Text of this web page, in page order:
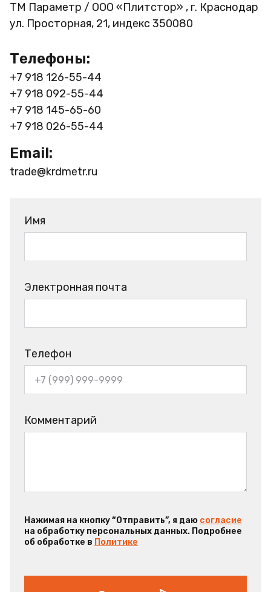
ТМ Параметр / ООО «Плитстор» , г. Краснодар
ул. Просторная, 21, индекс 350080
Телефоны:
+7 918 126-55-44
+7 918 092-55-44
+7 918 145-65-60
+7 918 026-55-44
Email:
trade@krdmetr.ru
Имя
Электронная почта
Телефон
Комментарий
Нажимая на кнопку “Отправить”, я даю согласие
на обработку персональных данных. Подробнее
об обработке в Политике